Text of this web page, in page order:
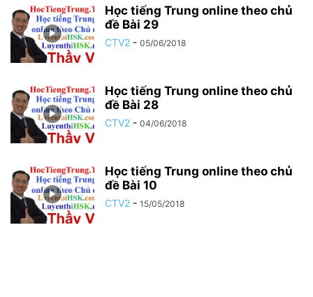
Học tiếng Trung online theo chủ
đề Bài 29
CTV2 - 05/06/2018
Học tiếng Trung online theo chủ
đề Bài 28
CTV2 - 04/06/2018
Học tiếng Trung online theo chủ
đề Bài 10
CTV2 - 15/05/2018